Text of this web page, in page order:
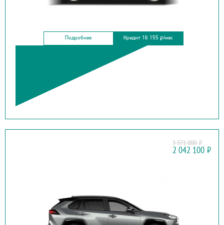
Подробнее Кредит 16 155 ₽/мес
3 371 000₽
2 042 100 ₽